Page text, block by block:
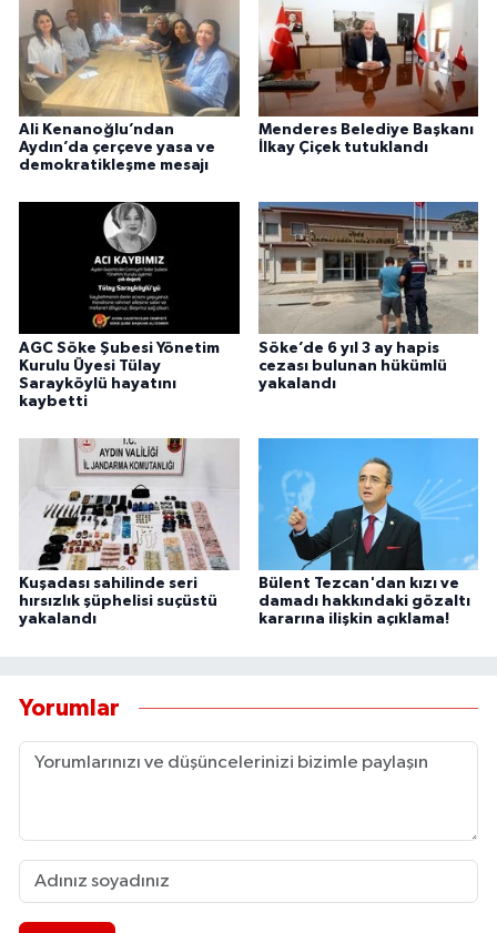
Ali Kenanoğlu’ndan
Aydın’da çerçeve yasa ve
demokratikleşme mesajı
Menderes Belediye Başkanı
İlkay Çiçek tutuklandı
AGC Söke Şubesi Yönetim
Kurulu Üyesi Tülay
Sarayköylü hayatını
kaybetti
Söke’de 6 yıl 3 ay hapis
cezası bulunan hükümlü
yakalandı
Kuşadası sahilinde seri
hırsızlık şüphelisi suçüstü
yakalandı
Bülent Tezcan'dan kızı ve
damadı hakkındaki gözaltı
kararına ilişkin açıklama!
Yorumlar